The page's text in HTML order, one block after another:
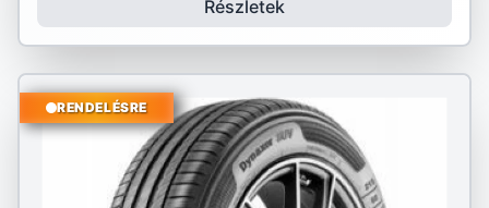
Részletek
RENDELÉSRE